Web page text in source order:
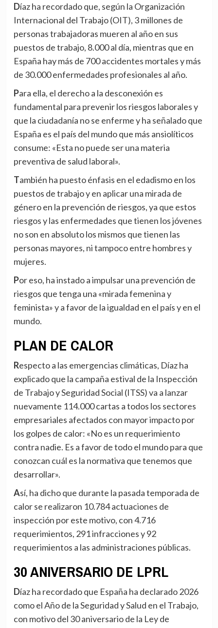
Díaz ha recordado que, según la Organización
Internacional del Trabajo (OIT), 3 millones de
personas trabajadoras mueren al año en sus
puestos de trabajo, 8.000 al día, mientras que en
España hay más de 700 accidentes mortales y más
de 30.000 enfermedades profesionales al año.
Para ella, el derecho a la desconexión es
fundamental para prevenir los riesgos laborales y
que la ciudadanía no se enferme y ha señalado que
España es el país del mundo que más ansiolíticos
consume: «Esta no puede ser una materia
preventiva de salud laboral».
También ha puesto énfasis en el edadismo en los
puestos de trabajo y en aplicar una mirada de
género en la prevención de riesgos, ya que estos
riesgos y las enfermedades que tienen los jóvenes
no son en absoluto los mismos que tienen las
personas mayores, ni tampoco entre hombres y
mujeres.
Por eso, ha instado a impulsar una prevención de
riesgos que tenga una «mirada femenina y
feminista» y a favor de la igualdad en el país y en el
mundo.
PLAN DE CALOR
Respecto a las emergencias climáticas, Díaz ha
explicado que la campaña estival de la Inspección
de Trabajo y Seguridad Social (ITSS) va a lanzar
nuevamente 114.000 cartas a todos los sectores
empresariales afectados con mayor impacto por
los golpes de calor: «No es un requerimiento
contra nadie. Es a favor de todo el mundo para que
conozcan cuál es la normativa que tenemos que
desarrollar».
Así, ha dicho que durante la pasada temporada de
calor se realizaron 10.784 actuaciones de
inspección por este motivo, con 4.716
requerimientos, 291 infracciones y 92
requerimientos a las administraciones públicas.
30 ANIVERSARIO DE LPRL
Díaz ha recordado que España ha declarado 2026
como el Año de la Seguridad y Salud en el Trabajo,
con motivo del 30 aniversario de la Ley de